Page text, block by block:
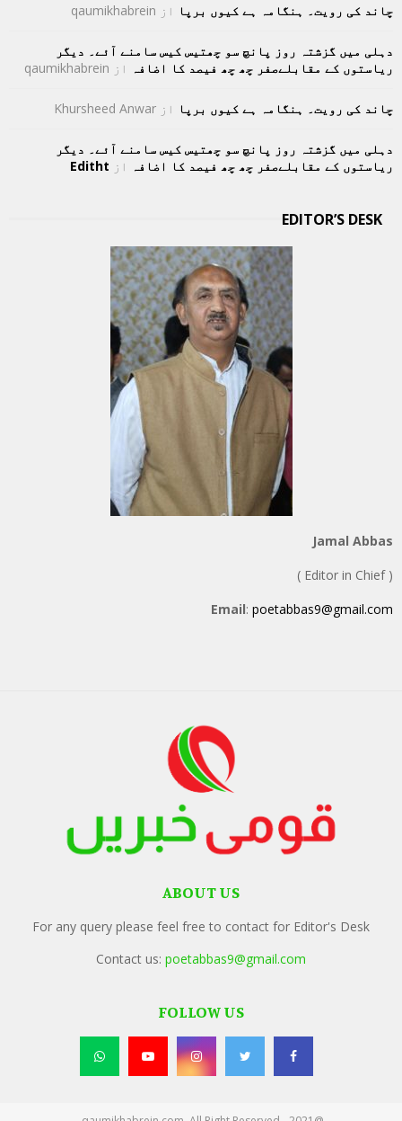
چاند کی رویت۔ ہنگامہ ہے کیوں برپا از qaumikhabrein
دہلی میں گزشتہ روز پانچ سو چھتیس کیس سامنے آئے۔ دیگر
ریاستوں کے مقابلےصفر چھ چھ فیصد کا اضافہ از qaumikhabrein
چاند کی رویت۔ ہنگامہ ہے کیوں برپا از Khursheed Anwar
دہلی میں گزشتہ روز پانچ سو چھتیس کیس سامنے آئے۔ دیگر
ریاستوں کے مقابلےصفر چھ چھ فیصد کا اضافہ از Editht
EDITOR’S DESK
Jamal Abbas
( Editor in Chief )
Email: poetabbas9@gmail.com
ABOUT US
For any query please feel free to contact for Editor's Desk
Contact us: poetabbas9@gmail.com
FOLLOW US